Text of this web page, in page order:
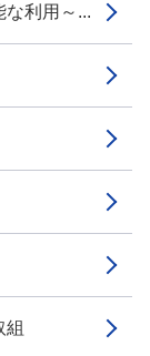
利用～...